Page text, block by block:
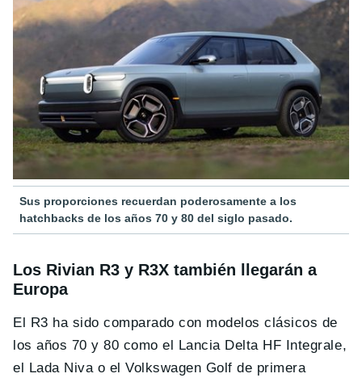
Sus proporciones recuerdan poderosamente a los
hatchbacks de los años 70 y 80 del siglo pasado.
Los Rivian R3 y R3X también llegarán a
Europa
El R3 ha sido comparado con modelos clásicos de
los años 70 y 80 como el Lancia Delta HF Integrale,
el Lada Niva o el Volkswagen Golf de primera